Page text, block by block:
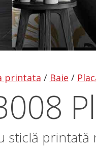
printata / Baie /
sticlă printată